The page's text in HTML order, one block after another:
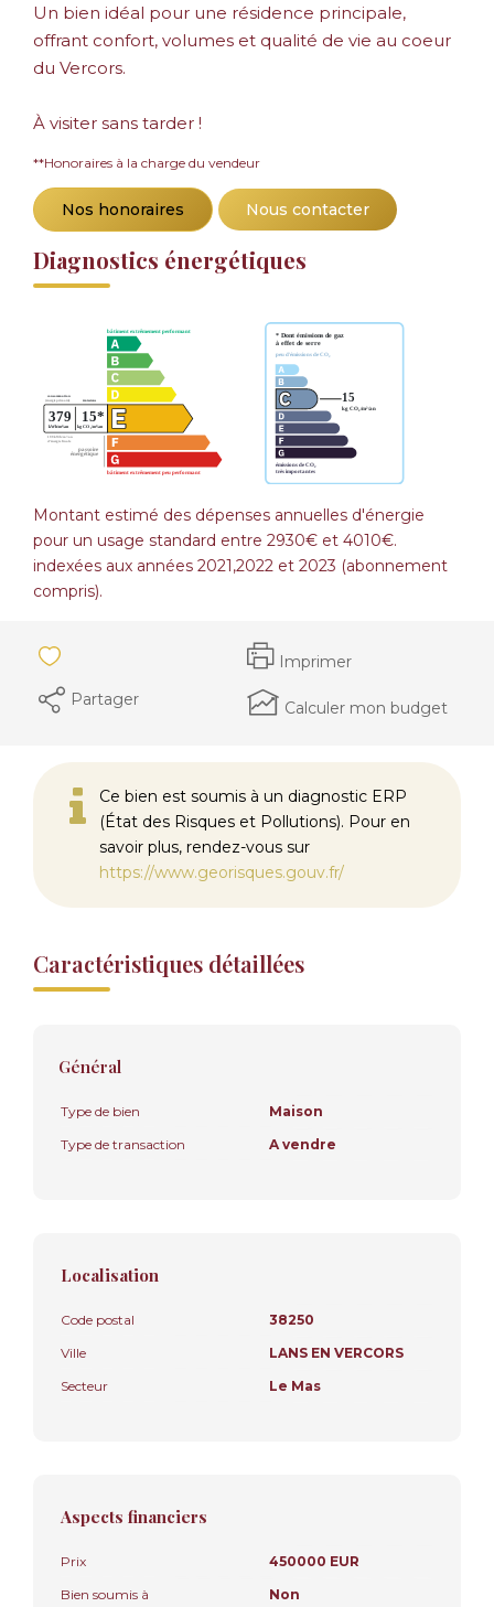
Un bien idéal pour une résidence principale,
offrant confort, volumes et qualité de vie au coeur
du Vercors.
À visiter sans tarder !
**Honoraires à la charge du vendeur
Nos honoraires Nous contacter
Diagnostics énergétiques
Montant estimé des dépenses annuelles d'énergie
pour un usage standard entre 2930€ et 4010€.
indexées aux années 2021,2022 et 2023 (abonnement
compris).
Imprimer
Partager
Calculer mon budget
Ce bien est soumis à un diagnostic ERP
(État des Risques et Pollutions). Pour en
savoir plus, rendez-vous sur
https://www.georisques.gouv.fr/
Caractéristiques détaillées
Général
Type de bien
Maison
Type de transaction
A vendre
Localisation
Code postal
38250
Ville
LANS EN VERCORS
Secteur
Le Mas
Aspects financiers
Prix
450000 EUR
Bien soumis à
Non